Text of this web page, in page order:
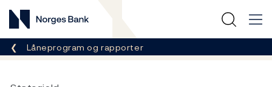
Norges Bank
Her er du nå:
Låneprogram og rapporter